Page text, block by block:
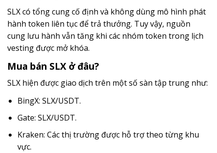
SLX có tổng cung cố định và không dùng mô hình phát
hành token liên tục để trả thưởng. Tuy vậy, nguồn
cung lưu hành vẫn tăng khi các nhóm token trong lịch
vesting được mở khóa.
Mua bán SLX ở đâu?
SLX hiện được giao dịch trên một số sàn tập trung như:
BingX: SLX/USDT.
Gate: SLX/USDT.
Kraken: Các thị trường được hỗ trợ theo từng khu
vực.